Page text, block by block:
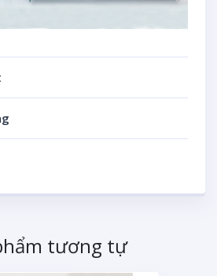
tương tự